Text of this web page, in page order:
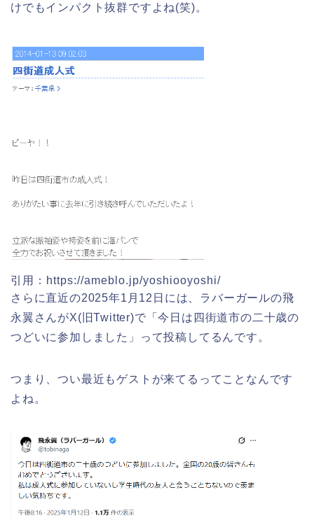
芸能人(有名人)は?保護者(親)も!
ピーチや予想有名人は誰?
トアップは?駐車場も調査!
出店情報!混雑や渋滞も調査!
店はいつまで?ライトアップ情報も!
は?ライトアップや駐車場情報も!
高崎城址公園(高崎公園)桜祭り2026の
屋台やライトアップはいつまで?
日立さくらまつり2026の屋台・出店ま
熊谷桜祭り(花見)2026の屋台(出店)の
けでもインパクト抜群ですよね(笑)。
引用：https://ameblo.jp/yoshiooyoshi/
さらに直近の2025年1月12日には、ラバーガールの飛
永翼さんがX(旧Twitter)で「今日は四街道市の二十歳の
つどいに参加しました」って投稿してるんです。
つまり、つい最近もゲストが来てるってことなんです
よね。